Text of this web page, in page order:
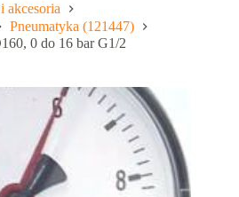
akcesoria
Pneumatyka (121447)
0 do 16 bar G1/2